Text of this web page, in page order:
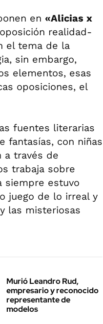
en «Alicias x
realidad-
el tema de la
sin embargo,
elementos, esas
oposiciones, el
fuentes literarias
fantasías, con niñas
a través de
trabaja sobre
siempre estuvo
juego de lo irreal y
las misteriosas
Murió Leandro Rud,
empresario y reconocido
representante de
modelos